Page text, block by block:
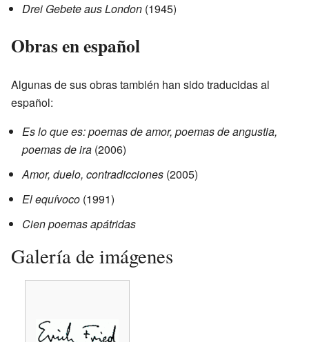
Drei Gebete aus London (1945)
Obras en español
Algunas de sus obras también han sido traducidas al
español:
Es lo que es: poemas de amor, poemas de angustia,
poemas de ira (2006)
Amor, duelo, contradicciones (2005)
El equívoco (1991)
Cien poemas apátridas
Galería de imágenes